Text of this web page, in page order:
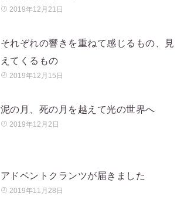
2019年12月21日
それぞれの響きを重ねて感じるもの、見
えてくるもの
2019年12月15日
泥の月、死の月を越えて光の世界へ
2019年12月2日
アドベントクランツが届きました
2019年11月28日